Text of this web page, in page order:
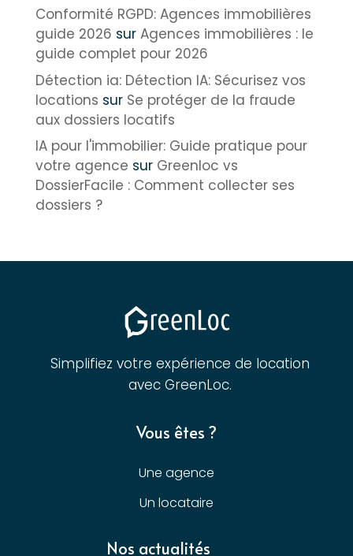
Conformité RGPD: Agences immobilières
guide 2026 sur Agences immobilières : le
guide complet pour 2026
Détection ia: Détection IA: Sécurisez vos
locations sur Se protéger de la fraude
aux dossiers locatifs
IA pour l'immobilier: Guide pratique pour
votre agence sur Greenloc vs
DossierFacile : Comment collecter ses
dossiers ?
Simplifiez votre expérience de location
avec GreenLoc.
Vous êtes ?
Une agence
Un locataire
Nos actualités